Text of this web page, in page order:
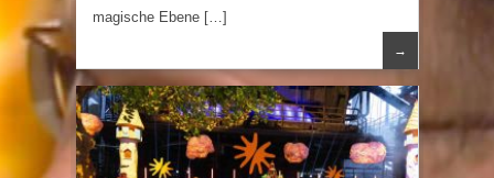
magische Ebene […]
→